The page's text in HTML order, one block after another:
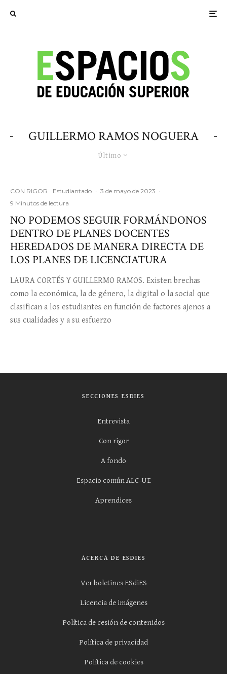
GUILLERMO RAMOS NOGUERA
Último
CON RIGOR Estudiantado · 3 de mayo de 2023 ·
9 Minutos de lectura
NO PODEMOS SEGUIR FORMÁNDONOS
DENTRO DE PLANES DOCENTES
HEREDADOS DE MANERA DIRECTA DE
LOS PLANES DE LICENCIATURA
LAURA CORTÉS Y GUILLERMO RAMOS. Existen brechas
como la económica, la de género, la digital o la social que
clasifican a los estudiantes en función de factores ajenos a
sus cualidades y a su esfuerzo
SECCIONES ESDIES
Entrevista
Con rigor
A fondo
Espacio común ALC-UE
Aprendices
ACERCA DE ESDIES
Ver boletines ESdiES
Licencia de imágenes
Política de cesión de contenidos
Política de privacidad
Política de cookies